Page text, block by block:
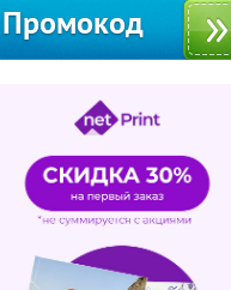
Промокод